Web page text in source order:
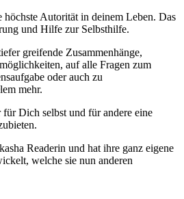
Autorität in deinem Leben. Das
und Hilfe zur Selbsthilfe.
greifende Zusammenhänge,
auf alle Fragen zum
oder auch zu
mehr.
Dich selbst und für andere eine
Readerin und hat ihre ganz eigene
welche sie nun anderen